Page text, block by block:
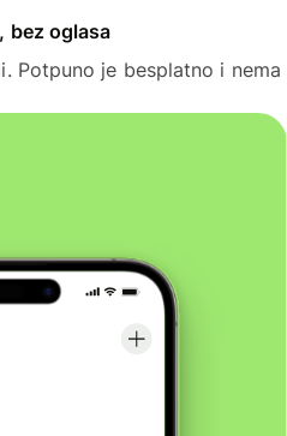
bez oglasa
Potpuno je besplatno i nema